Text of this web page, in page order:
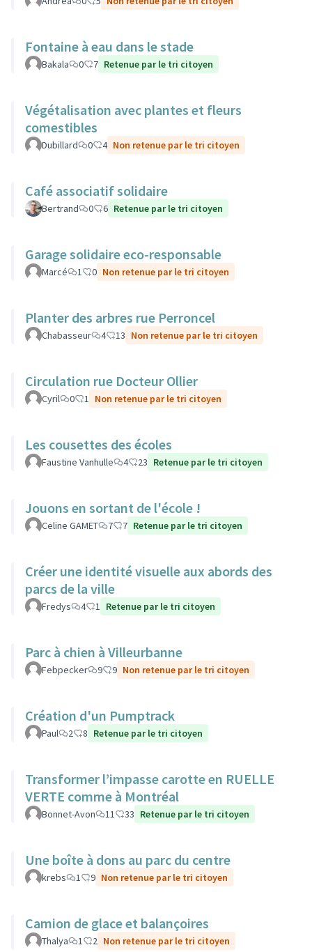
Fontaine à eau dans le stade
Bakala 0 7 Retenue par le tri citoyen
Végétalisation avec plantes et fleurs
comestibles
Dubillard 0 4 Non retenue par le tri citoyen
Café associatif solidaire
Bertrand 0 6 Retenue par le tri citoyen
Garage solidaire eco-responsable
Marcé 1 0 Non retenue par le tri citoyen
Planter des arbres rue Perroncel
Chabasseur 4 13 Non retenue par le tri citoyen
Circulation rue Docteur Ollier
Cyril 0 1 Non retenue par le tri citoyen
Les cousettes des écoles
Faustine Vanhulle 4 23 Retenue par le tri citoyen
Jouons en sortant de l'école !
Celine GAMET 7 7 Retenue par le tri citoyen
Créer une identité visuelle aux abords des
parcs de la ville
Fredys 4 1 Retenue par le tri citoyen
Parc à chien à Villeurbanne
Febpecker 9 9 Non retenue par le tri citoyen
Création d'un Pumptrack
Paul 2 8 Retenue par le tri citoyen
Transformer l’impasse carotte en RUELLE
VERTE comme à Montréal
Bonnet-Avon 11 33 Retenue par le tri citoyen
Une boîte à dons au parc du centre
krebs 1 9 Non retenue par le tri citoyen
Camion de glace et balançoires
Thalya 1 2 Non retenue par le tri citoyen